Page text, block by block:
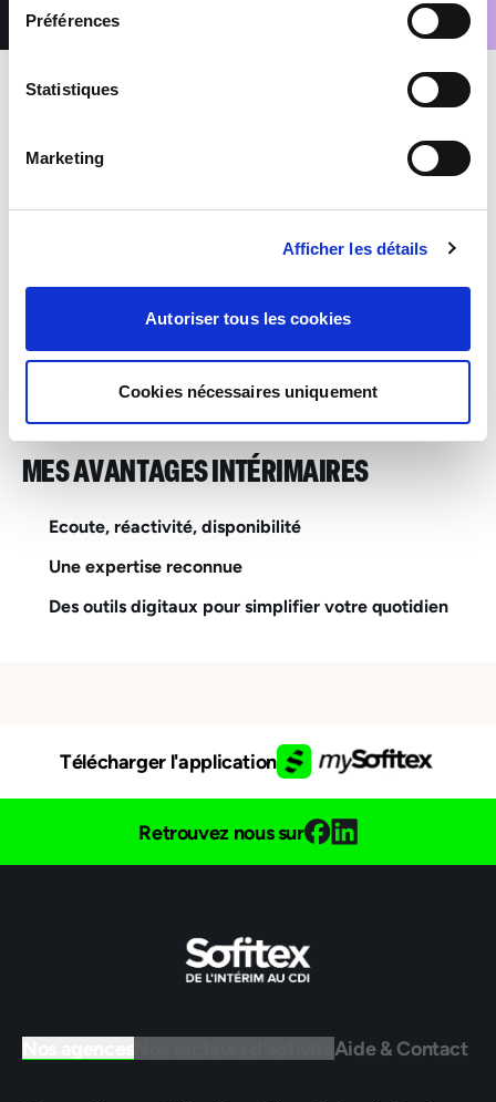
Préférences
Statistiques
Marketing
Afficher les détails
Autoriser tous les cookies
Cookies nécessaires uniquement
MONTEURS DE PNEUS (H/F)
Esch-sur-Alzette – Industrie, Services & Logistique
MES AVANTAGES INTÉRIMAIRES
Ecoute, réactivité, disponibilité
Une expertise reconnue
Des outils digitaux pour simplifier votre quotidien
Télécharger l'application
Retrouvez nous sur
Aide & Contact